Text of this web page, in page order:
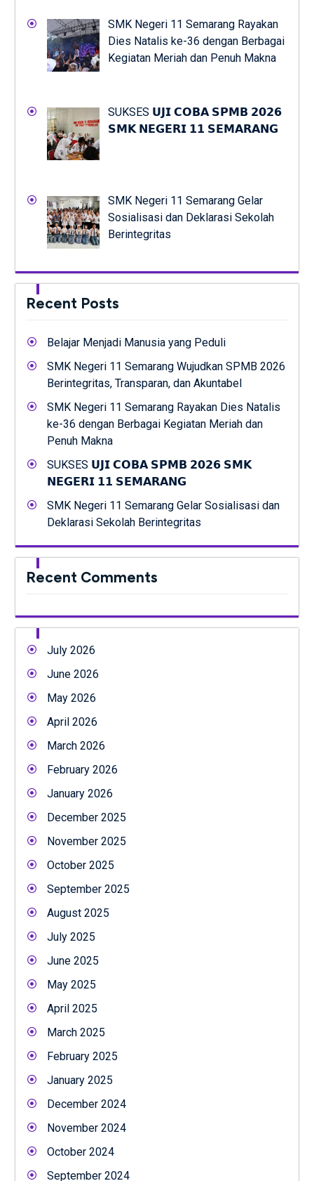
SMK Negeri 11 Semarang Rayakan
Dies Natalis ke-36 dengan Berbagai
Kegiatan Meriah dan Penuh Makna
SUKSES 𝗨𝗝𝗜 𝗖𝗢𝗕𝗔 𝗦𝗣𝗠𝗕 𝟮𝟬𝟮𝟲
𝗦𝗠𝗞 𝗡𝗘𝗚𝗘𝗥𝗜 𝟭𝟭 𝗦𝗘𝗠𝗔𝗥𝗔𝗡𝗚
SMK Negeri 11 Semarang Gelar
Sosialisasi dan Deklarasi Sekolah
Berintegritas
Recent Posts
Belajar Menjadi Manusia yang Peduli
SMK Negeri 11 Semarang Wujudkan SPMB 2026
Berintegritas, Transparan, dan Akuntabel
SMK Negeri 11 Semarang Rayakan Dies Natalis
ke-36 dengan Berbagai Kegiatan Meriah dan
Penuh Makna
SUKSES 𝗨𝗝𝗜 𝗖𝗢𝗕𝗔 𝗦𝗣𝗠𝗕 𝟮𝟬𝟮𝟲 𝗦𝗠𝗞
𝗡𝗘𝗚𝗘𝗥𝗜 𝟭𝟭 𝗦𝗘𝗠𝗔𝗥𝗔𝗡𝗚
SMK Negeri 11 Semarang Gelar Sosialisasi dan
Deklarasi Sekolah Berintegritas
Recent Comments
July 2026
June 2026
May 2026
April 2026
March 2026
February 2026
January 2026
December 2025
November 2025
October 2025
September 2025
August 2025
July 2025
June 2025
May 2025
April 2025
March 2025
February 2025
January 2025
December 2024
November 2024
October 2024
September 2024